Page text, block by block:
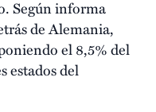
Según informa
de Alemania,
el 8,5% del
estados del